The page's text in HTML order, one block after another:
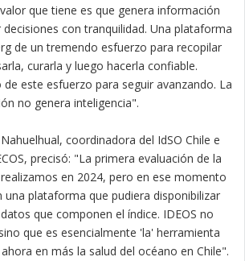
que tiene es que genera información
con tranquilidad. Una plataforma
de un tremendo esfuerzo para recopilar
curarla y luego hacerla confiable.
este esfuerzo para seguir avanzando. La
no genera inteligencia".
coordinadora del IdSO Chile e
precisó: "La primera evaluación de la
en 2024, pero en ese momento
plataforma que pudiera disponibilizar
que componen el índice. IDEOS no
que es esencialmente 'la' herramienta
en más la salud del océano en Chile".